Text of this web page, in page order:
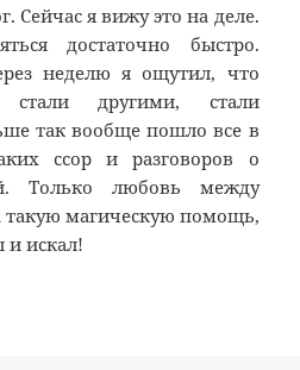
Сейчас я вижу это на деле.
достаточно быстро.
неделю я ощутил, что
другими, стали
так вообще пошло все в
ссор и разговоров о
Только любовь между
такую магическую помощь,
и искал!